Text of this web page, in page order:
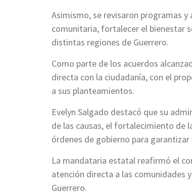
Asimismo, se revisaron programas
comunitaria, fortalecer el bienestar
distintas regiones de Guerrero.
Como parte de los acuerdos
directa con la ciudadanía, con el
a sus planteamientos.
Evelyn Salgado destacó que su
de las causas, el fortalecimiento de
órdenes de gobierno para
La mandataria estatal reafirmó el
atención directa a las comunidades
Guerrero.